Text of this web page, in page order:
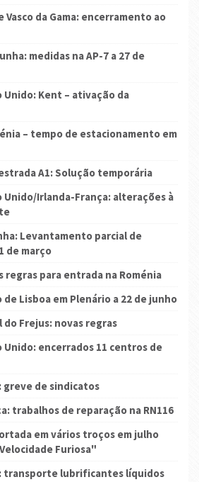
Vasco da Gama: encerramento ao
medidas na AP-7 a 27 de
Unido: Kent – ativação da
– tempo de estacionamento em
A1: Solução temporária
Unido/Irlanda-França: alterações à
Levantamento parcial de
de março
regras para entrada na Roménia
de Lisboa em Plenário a 22 de junho
do Frejus: novas regras
Unido: encerrados 11 centros de
greve de sindicatos
trabalhos de reparação na RN116
em vários troços em julho
Furiosa"
transporte lubrificantes líquidos